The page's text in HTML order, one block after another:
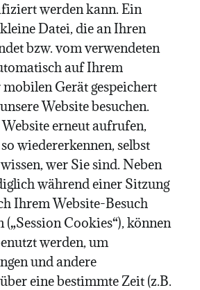
werden kann. Ein
Datei, die an Ihren
bzw. vom verwendeten
auf Ihrem
Gerät gespeichert
Website besuchen.
erneut aufrufen,
wiedererkennen, selbst
wer Sie sind. Neben
während einer Sitzung
Ihrem Website-Besuch
(„Session Cookies“), können
werden, um
und andere
eine bestimmte Zeit (z.B.